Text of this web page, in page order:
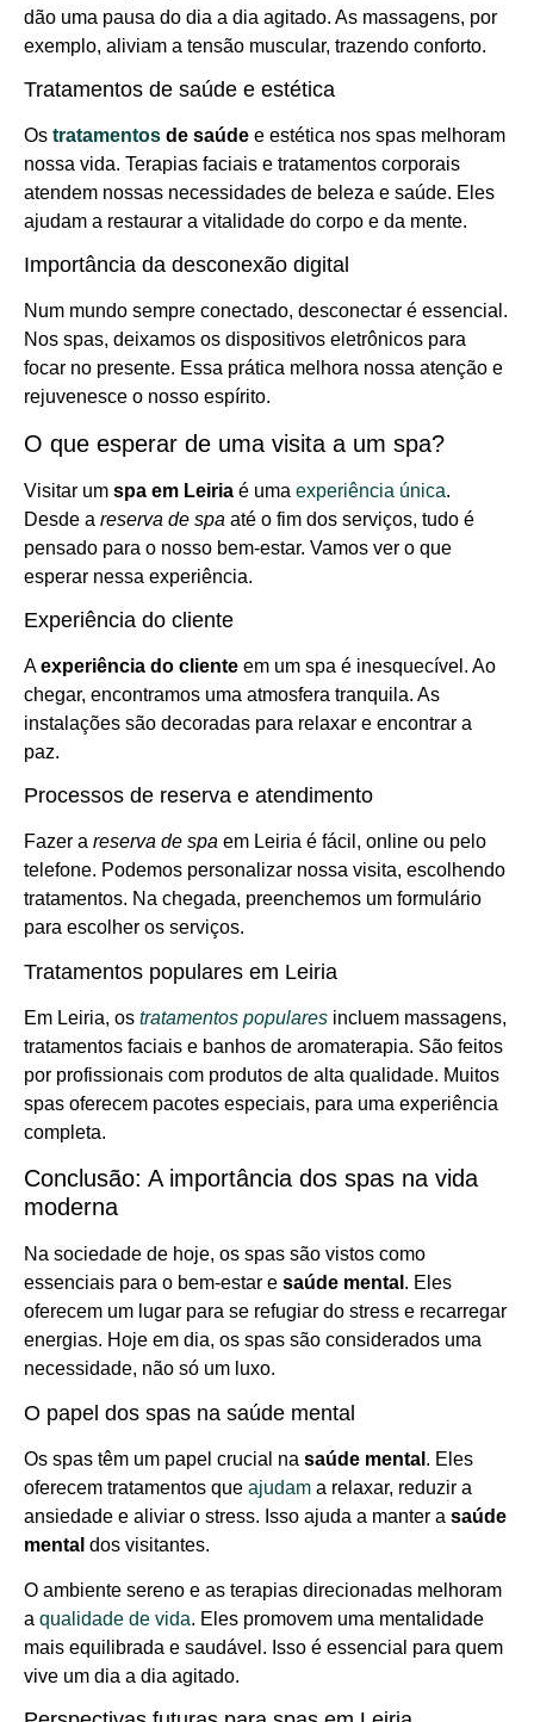
dão uma pausa do dia a dia agitado. As massagens, por
exemplo, aliviam a tensão muscular, trazendo conforto.
Tratamentos de saúde e estética
Os tratamentos de saúde e estética nos spas melhoram
nossa vida. Terapias faciais e tratamentos corporais
atendem nossas necessidades de beleza e saúde. Eles
ajudam a restaurar a vitalidade do corpo e da mente.
Importância da desconexão digital
Num mundo sempre conectado, desconectar é essencial.
Nos spas, deixamos os dispositivos eletrônicos para
focar no presente. Essa prática melhora nossa atenção e
rejuvenesce o nosso espírito.
O que esperar de uma visita a um spa?
Visitar um spa em Leiria é uma experiência única.
Desde a reserva de spa até o fim dos serviços, tudo é
pensado para o nosso bem-estar. Vamos ver o que
esperar nessa experiência.
Experiência do cliente
Aexperiência do cliente em um spa é inesquecível. Ao
chegar, encontramos uma atmosfera tranquila. As
instalações são decoradas para relaxar e encontrar a
paz.
Processos de reserva e atendimento
Fazer a reserva de spa em Leiria é fácil, online ou pelo
telefone. Podemos personalizar nossa visita, escolhendo
tratamentos. Na chegada, preenchemos um formulário
para escolher os serviços.
Tratamentos populares em Leiria
Em Leiria, os tratamentos populares incluem massagens,
tratamentos faciais e banhos de aromaterapia. São feitos
por profissionais com produtos de alta qualidade. Muitos
spas oferecem pacotes especiais, para uma experiência
completa.
Conclusão: A importância dos spas na vida
moderna
Na sociedade de hoje, os spas são vistos como
essenciais para o bem-estar e saúde mental . Eles
oferecem um lugar para se refugiar do stress e recarregar
energias. Hoje em dia, os spas são considerados uma
necessidade, não só um luxo.
O papel dos spas na saúde mental
Os spas têm um papel crucial na saúde mental . Eles
oferecem tratamentos que ajudam a relaxar, reduzir a
ansiedade e aliviar o stress. Isso ajuda a manter a saúde
mental dos visitantes.
O ambiente sereno e as terapias direcionadas melhoram
a qualidade de vida. Eles promovem uma mentalidade
mais equilibrada e saudável. Isso é essencial para quem
vive um dia a dia agitado.